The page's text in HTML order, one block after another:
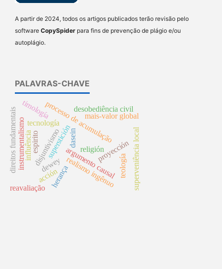
A partir de 2024, todos os artigos publicados terão revisão pelo
software CopySpider para fins de prevenção de plágio e/ou
autoplágio.
PALAVRAS-CHAVE
argumento causal
superstición proyección
processo de acumulação
mais-valor global
superveniência local
disjuntivismo religión
realismo ingênuo
tecnología
instrumentalismo dewey teología
direitos fundamentais espirito
influência
desobediência civil
dasein
herança
reavaliação
timología
acción